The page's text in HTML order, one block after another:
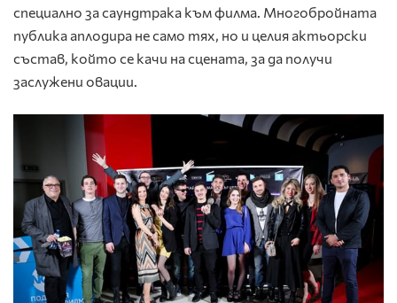
специално за саундтрака към филма. Многобройната
публика аплодира не само тях, но и целия актьорски
състав, който се качи на сцената, за да получи
заслужени овации.